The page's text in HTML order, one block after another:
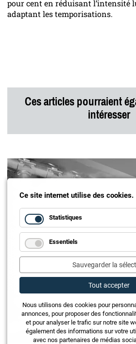
pour cent en réduisant l’intensité
adaptant les temporisations.
Ces articles pourraient
intéresser
Ce site internet utilise des cookies.
Statistiques
Essentiels
Sauvegarder la
Tout accepter
Nous utilisons des cookies pour
annonces, pour proposer des
et pour analyser le trafic sur notre site
également des informations sur votre
avec nos partenaires de médias